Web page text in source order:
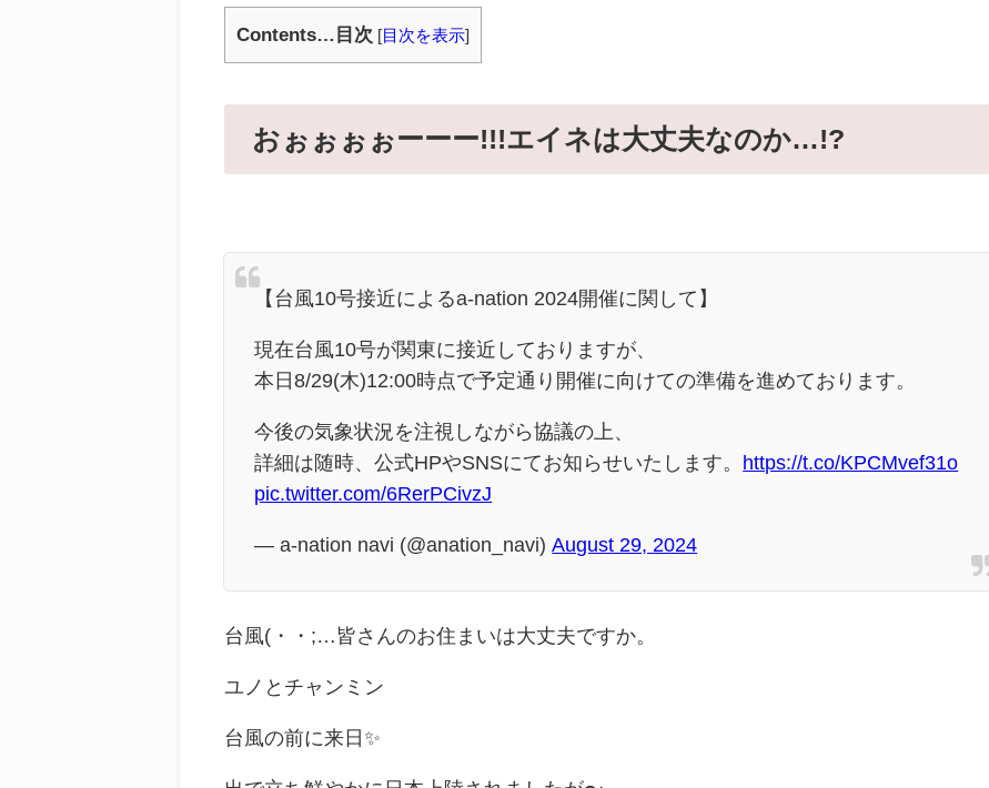
Contents…目次 [目次を表示]
おぉぉぉぉーーー!!!エイネは大丈夫なのか…!?
【台風10号接近によるa-nation 2024開催に関して】
現在台風10号が関東に接近しておりますが、
本日8/29(木)12:00時点で予定通り開催に向けての準備を進めております。
今後の気象状況を注視しながら協議の上、
詳細は随時、公式HPやSNSにてお知らせいたします。 https://t.co/KPCMvef31o
pic.twitter.com/6RerPCivzJ
— a-nation navi (@anation_navi)August 29, 2024
台風(・・;…皆さんのお住まいは大丈夫ですか。
ユノとチャンミン
台風の前に来日✨